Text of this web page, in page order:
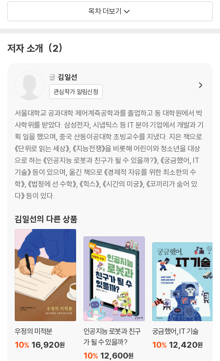
9 전기의 힘으로 우주를 여행할 수 있을까? 41
10 전기 자동차와 드론의 공통점은 뭘까? 46
13 화력발전은 어떻게 전기를 만들까? 58
15 수력발전은 어떻게 전기를 만들까? 67
16 발전소에서 만든 전기는 어떻게 우리 집까지 올까? 71
17 전기는 어떻게 흐를까? 75
18 전기의 크기는 어떻게 측정할까? 79
19 번개와 우리가 쓰는 전기는 같을까? 84
20 도체, 부도체, 반도체는 뭐가 다를까? 89
21 전기와 전자는 어떻게 다른 걸까? 94
22 전기제품은 왜 뜨거워질까? 98
23 전기도 위험할까? 102
24 감전되면 어떻게 될까? 106
25 전기로 어떻게 정보를 다룰 수 있을까? 110
27 전기가 기후변화를 막을 수 있을까? 119
28 전기를 아끼려면 어떻게 해야 할까? 124
29 전기와 물은 어떤 관계일까? 128
목차 더보기
저자 소개 2
글 김일선
관심작가 알림신청
서울대학교 공과대학 제어계측공학과를 졸업하고 동 대학원에서 박
사학위를 받았다. 삼성전자, 시냅틱스 등 IT 분야 기업에서 개발과 기
획 일을 했으며, 중국 산동이공대학 초빙교수를 지냈다. 지은 책으로
《단위로 읽는 세상》, 《지능전쟁》을 비롯해 어린이와 청소년을 대상
으로 하는 《인공지능 로봇과 친구가 될 수 있을까?》, 《궁금했어, IT
기술》 등이 있으며, 옮긴 책으로 《경제적 자유를 위한 최소한의 수
학》, 《법정에 선 수학》, 《힉스》, 《시간의 미궁》, 《코끼리가 숨어 있
다》 등이 있다.
김일선의 다른 상품
우정의 미적분
16,920원
10%
인공지능 로봇과 친구
가 될 수 있을까?
12,600원
10%
궁금했어, IT 기술
12,420원
10%